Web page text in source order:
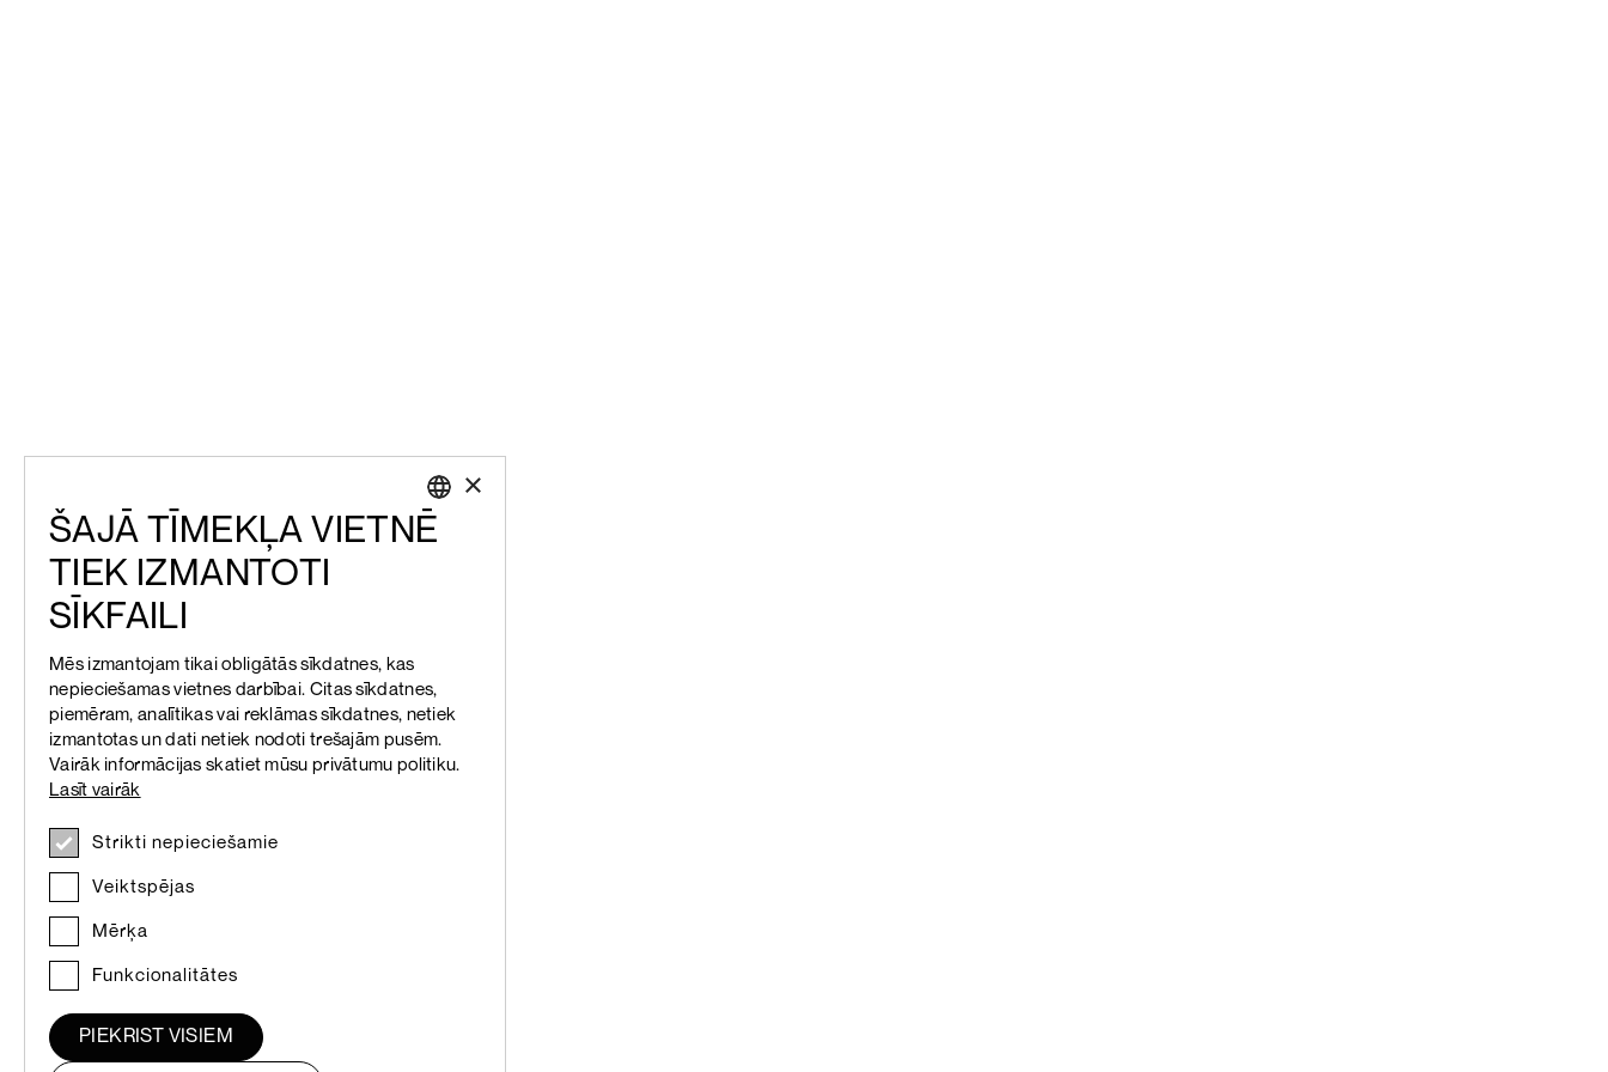
LATVIAN
×
ŠAJĀ TĪMEKĻA VIETNĒ
TIEK IZMANTOTI
SĪKFAILI
Mēs izmantojam tikai obligātās sīkdatnes, kas
nepieciešamas vietnes darbībai. Citas sīkdatnes,
piemēram, analītikas vai reklāmas sīkdatnes, netiek
izmantotas un dati netiek nodoti trešajām pusēm.
Vairāk informācijas skatiet mūsu privātumu politiku.
Lasīt vairāk
Strikti nepieciešamie
Veiktspējas
Mērķa
Funkcionalitātes
PIEKRIST VISIEM